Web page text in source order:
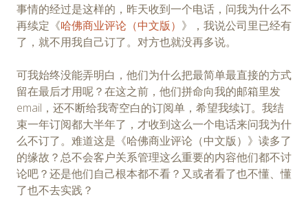
事情的经过是这样的，昨天收到一个电话，问我为什么不
再续定《哈佛商业评论（中文版） 》，我说公司里已经有
了，就不用我自己订了。对方也就没再多说。
可我始终没能弄明白，他们为什么把最简单最直接的方式
留在最后才用呢？在这之前，他们拼命向我的邮箱里发
email，还不断给我寄空白的订阅单，希望我续订。我结
束一年订阅都大半年了，才收到这么一个电话来问我为什
么不订了。难道这是《哈佛商业评论（中文版）》读多了
的缘故？总不会客户关系管理这么重要的内容他们都不讨
论吧？还是他们自己根本都不看？又或者看了也不懂、懂
了也不去实践？